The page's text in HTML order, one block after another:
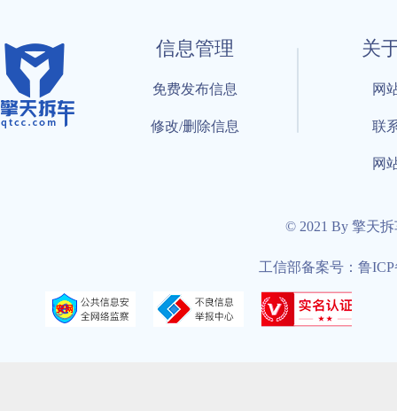
信息管理
免费发布信息
修改/删除信息
关
网
联
网
© 2021 By 擎天
工信部备案号：鲁